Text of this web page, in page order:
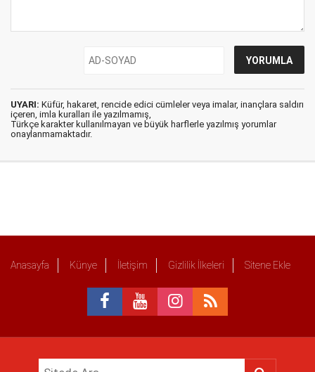
UYARI: Küfür, hakaret, rencide edici cümleler veya imalar, inançlara saldırı
içeren, imla kuralları ile yazılmamış,
Türkçe karakter kullanılmayan ve büyük harflerle yazılmış yorumlar
onaylanmamaktadır.
Anasayfa Künye İletişim Gizlilik İlkeleri Sitene Ekle